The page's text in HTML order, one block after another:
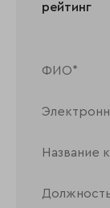
рейтинг